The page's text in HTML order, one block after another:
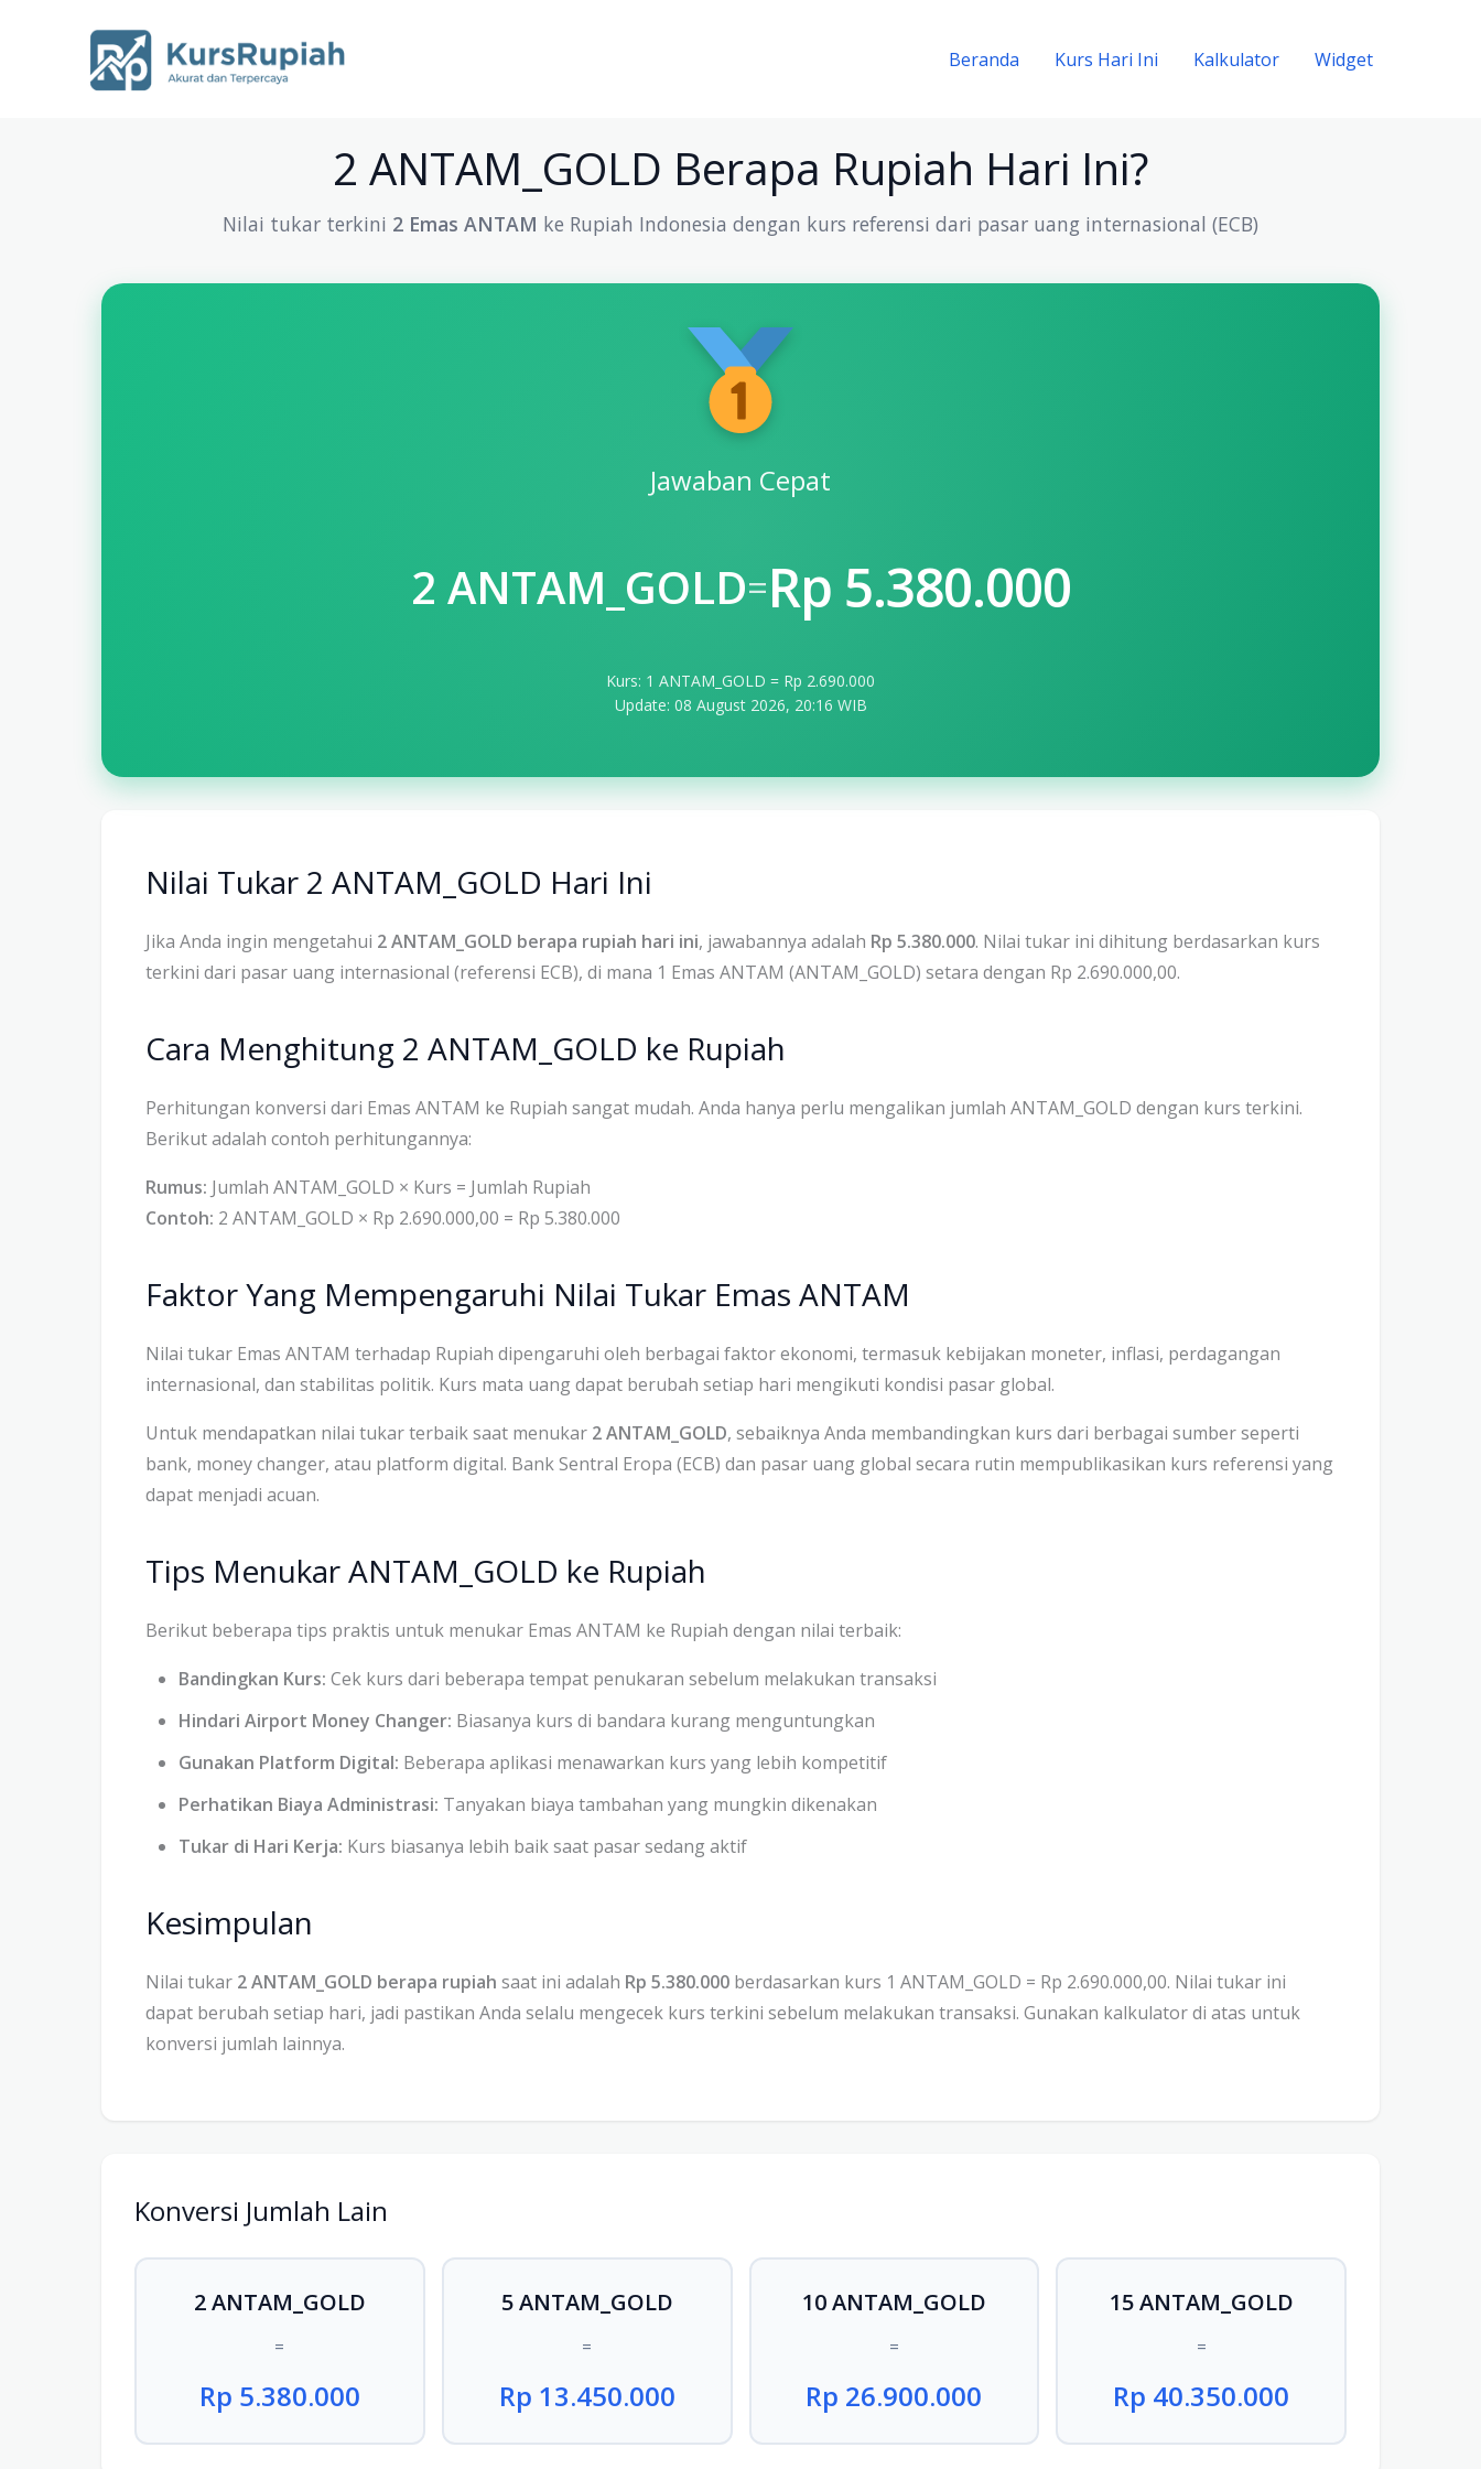
Beranda Kurs Hari Ini Kalkulator Widget
2 ANTAM_GOLD Berapa Rupiah Hari Ini?
Nilai tukar terkini 2 Emas ANTAM ke Rupiah Indonesia dengan kurs referensi dari pasar uang internasional (ECB)
Jawaban Cepat
2 ANTAM_GOLD=Rp 5.380.000
Kurs: 1 ANTAM_GOLD = Rp 2.690.000
Update: 08 August 2026, 20:16 WIB
Nilai Tukar 2 ANTAM_GOLD Hari Ini
Jika Anda ingin mengetahui 2 ANTAM_GOLD berapa rupiah hari ini, jawabannya adalah Rp 5.380.000. Nilai tukar ini dihitung berdasarkan kurs
terkini dari pasar uang internasional (referensi ECB), di mana 1 Emas ANTAM (ANTAM_GOLD) setara dengan Rp 2.690.000,00.
Cara Menghitung 2 ANTAM_GOLD ke Rupiah
Perhitungan konversi dari Emas ANTAM ke Rupiah sangat mudah. Anda hanya perlu mengalikan jumlah ANTAM_GOLD dengan kurs terkini.
Berikut adalah contoh perhitungannya:
Rumus: Jumlah ANTAM_GOLD × Kurs = Jumlah Rupiah
Contoh: 2 ANTAM_GOLD × Rp 2.690.000,00 = Rp 5.380.000
Faktor Yang Mempengaruhi Nilai Tukar Emas ANTAM
Nilai tukar Emas ANTAM terhadap Rupiah dipengaruhi oleh berbagai faktor ekonomi, termasuk kebijakan moneter, inflasi, perdagangan
internasional, dan stabilitas politik. Kurs mata uang dapat berubah setiap hari mengikuti kondisi pasar global.
Untuk mendapatkan nilai tukar terbaik saat menukar 2 ANTAM_GOLD, sebaiknya Anda membandingkan kurs dari berbagai sumber seperti
bank, money changer, atau platform digital. Bank Sentral Eropa (ECB) dan pasar uang global secara rutin mempublikasikan kurs referensi yang
dapat menjadi acuan.
Tips Menukar ANTAM_GOLD ke Rupiah
Berikut beberapa tips praktis untuk menukar Emas ANTAM ke Rupiah dengan nilai terbaik:
Bandingkan Kurs: Cek kurs dari beberapa tempat penukaran sebelum melakukan transaksi
Hindari Airport Money Changer: Biasanya kurs di bandara kurang menguntungkan
Gunakan Platform Digital: Beberapa aplikasi menawarkan kurs yang lebih kompetitif
Perhatikan Biaya Administrasi: Tanyakan biaya tambahan yang mungkin dikenakan
Tukar di Hari Kerja: Kurs biasanya lebih baik saat pasar sedang aktif
Kesimpulan
Nilai tukar 2 ANTAM_GOLD berapa rupiah saat ini adalah Rp 5.380.000 berdasarkan kurs 1 ANTAM_GOLD = Rp 2.690.000,00. Nilai tukar ini
dapat berubah setiap hari, jadi pastikan Anda selalu mengecek kurs terkini sebelum melakukan transaksi. Gunakan kalkulator di atas untuk
konversi jumlah lainnya.
Konversi Jumlah Lain
2 ANTAM_GOLD
=
Rp 5.380.000
5 ANTAM_GOLD
=
Rp 13.450.000
10 ANTAM_GOLD
=
Rp 26.900.000
15 ANTAM_GOLD
=
Rp 40.350.000